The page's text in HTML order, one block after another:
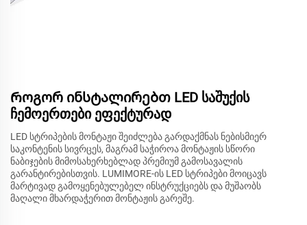
Როგორ ინსტალირებთ LED საშუქის
ჩემოერთები ეფექტურად
LED სტრიპების მონტაჟი შეიძლება გარდაქმნას ნებისმიერ
საკონტენის სივრცეს, მაგრამ საჭიროა მონტაჟის სწორი
ნაბიჯების მიმოსახერხებლად პრემიუმ გამოსავალის
გარანტირებისთვის. LUMIMORE-ის LED სტრიპები მოიცავს
მარტივად გამოყენებულებელ ინსტრუქციებს და მუშაობს
მაღალი მხარდაჭერით მონტაჟის გარეშე.